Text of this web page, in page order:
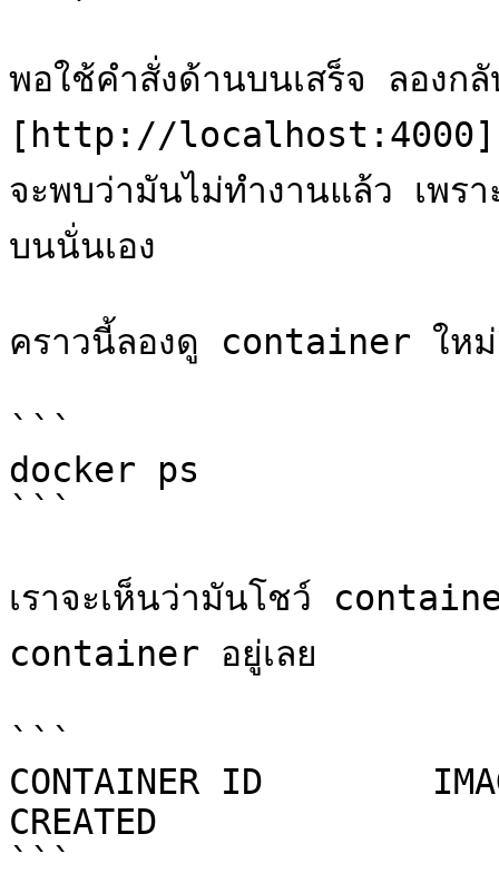
พอใช้คำสั่งด้านบนเสร็จ ลองกลั
[http://
จะพบว่ามันไม่ทำงานแล้ว เพร
บนนั่นเอง
คราวนี้ลองดู container ใหม่
```
docker ps
```
เราจะเห็นว่ามันโชว์
container อยู่เลย
```
CONTAINER ID
CREATED
```